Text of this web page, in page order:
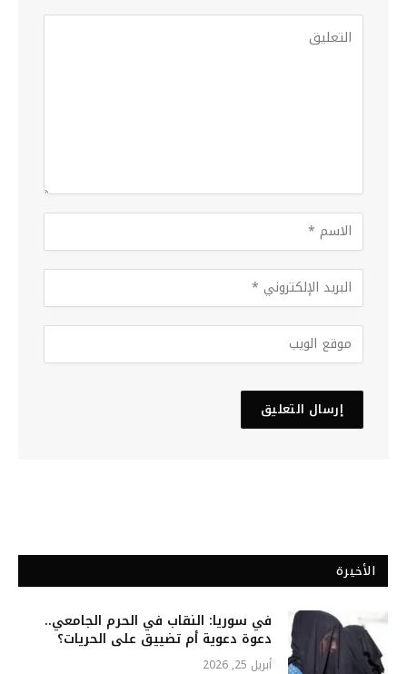
الأخيرة
في سوريا: النقاب في الحرم الجامعي..
دعوة دعوية أم تضييق على الحريات؟
أبريل 25, 2026